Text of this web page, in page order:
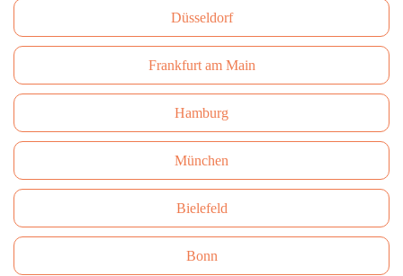
Düsseldorf
Frankfurt am Main
Hamburg
München
Bielefeld
Bonn